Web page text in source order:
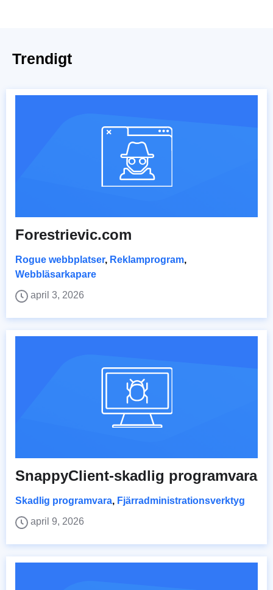
Trendigt
Forestrievic.com
Rogue webbplatser, Reklamprogram,
Webbläsarkapare
april 3, 2026
SnappyClient-skadlig programvara
Skadlig programvara, Fjärradministrationsverktyg
april 9, 2026